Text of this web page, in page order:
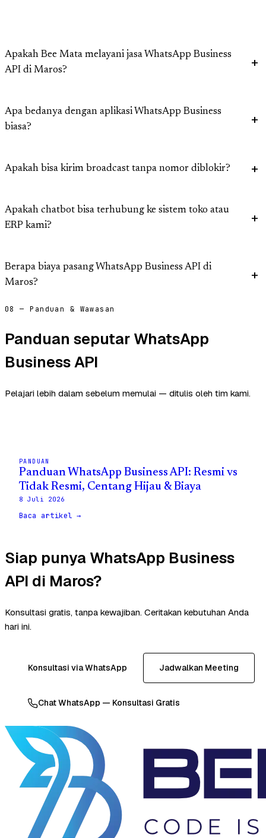
Apakah Bee Mata melayani jasa WhatsApp Business
API di Maros?
Apa bedanya dengan aplikasi WhatsApp Business
biasa?
Apakah bisa kirim broadcast tanpa nomor diblokir?
Apakah chatbot bisa terhubung ke sistem toko atau
ERP kami?
Berapa biaya pasang WhatsApp Business API di
Maros?
08 — Panduan & Wawasan
Panduan seputar WhatsApp
Business API
Pelajari lebih dalam sebelum memulai — ditulis oleh tim kami.
PANDUAN
Panduan WhatsApp Business API: Resmi vs
Tidak Resmi, Centang Hijau & Biaya
8 Juli 2026
Baca artikel →
Siap punya WhatsApp Business
API di Maros?
Konsultasi gratis, tanpa kewajiban. Ceritakan kebutuhan Anda
hari ini.
Konsultasi via WhatsApp Jadwalkan Meeting
Chat WhatsApp — Konsultasi Gratis